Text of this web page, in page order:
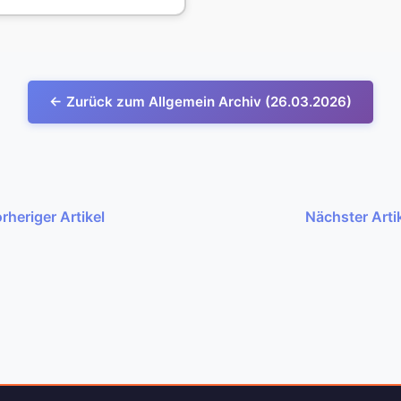
← Zurück zum Allgemein Archiv (26.03.2026)
Artikel Nächster